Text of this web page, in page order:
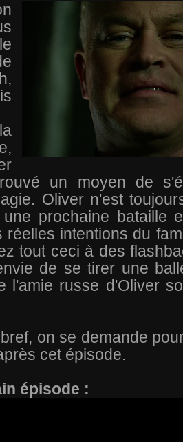
un moyen de
Oliver n'est
prochaine bataille
réelles intentions du
tout ceci à des
de se tirer une
l'amie russe d'Oliver
on se demande
cet épisode.
épisode :